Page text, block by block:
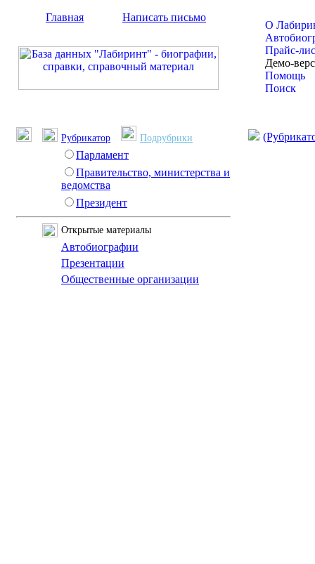
Главная Написать письмо
О
Прайс-
Демо-
Помощь
Поиск
Рубрикатор Подрубрики
Парламент
Правительство, министерства и
ведомства
Президент
Открытые материалы
Автобиографии
Презентации
Общественные организации